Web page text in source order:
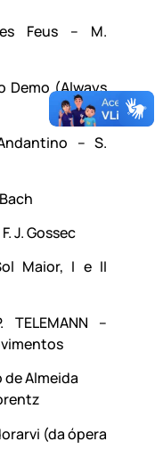
Feus – M.
Demo (Always
– S.
J. Gossec
Maior, I e II
–
de Almeida
(da ópera